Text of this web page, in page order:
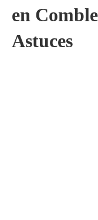
en
Astuces